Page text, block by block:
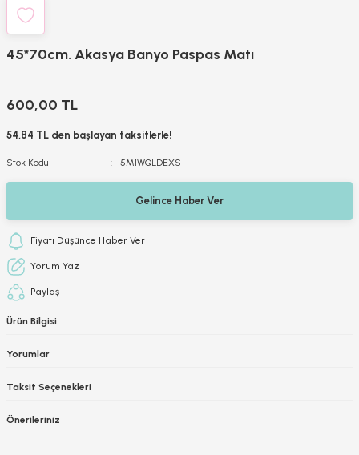
45*70cm. Akasya Banyo Paspas Matı
600,00 TL
54,84 TL den başlayan taksitlerle!
Stok Kodu 5M1WQLDEXS
Gelince Haber Ver
Fiyatı Düşünce Haber Ver
Yorum Yaz
Paylaş
Ürün Bilgisi
Yorumlar
Taksit Seçenekleri
Önerileriniz